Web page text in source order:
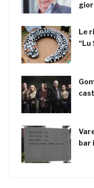
Le
“Lu
bar